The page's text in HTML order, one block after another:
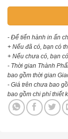
- Để tiến hành in ấn
+ Nếu đã có, bạn có
+ Nếu chưa có, bạn
- Thời gian Thành
bao gồm thời gian
- Giá trên chưa bao
bao gồm chi phí thiết